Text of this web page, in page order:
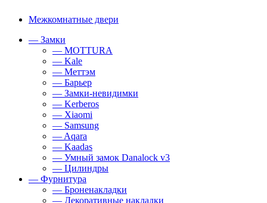
Межкомнатные двери
— Замки
— MOTTURA
— Kale
— Меттэм
— Барьер
— Замки-невидимки
— Kerberos
— Xiaomi
— Samsung
— Aqara
— Kaadas
— Умный замок Danalock v3
— Цилиндры
— Фурнитура
— Броненакладки
— Декоративные накладки